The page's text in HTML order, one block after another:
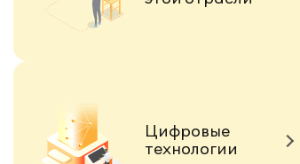
Цифровые
технологии